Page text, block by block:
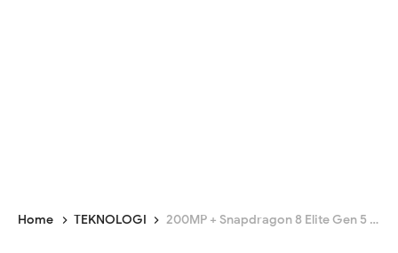
Home TEKNOLOGI 200MP + Snapdragon 8 Elite Gen 5 + 1TB Storage? Ini Spesifikasi Gila Honor Magic 8 Pro!